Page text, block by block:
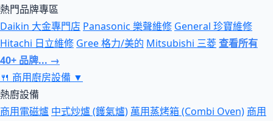
熱門品牌專區
Daikin 大金專門店 Panasonic 樂聲維修 General 珍寶維修
Hitachi 日立維修 Gree 格力/美的 Mitsubishi 三菱查看所有
40+ 品牌... →
🍴 商用廚房設備 ▼
熱廚設備
商用電磁爐 中式炒爐 (鑊氣爐) 萬用蒸烤箱 (Combi Oven) 商用